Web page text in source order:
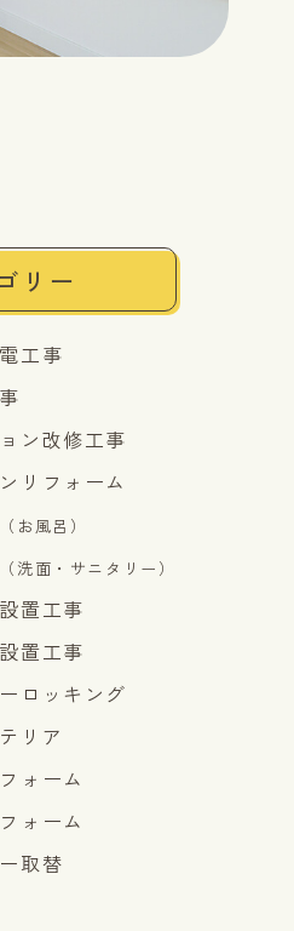
リー
工事
ン改修工事
リフォーム
（お風呂）
（洗面・サニタリー）
置工事
置工事
ロッキング
リア
ォーム
ォーム
取替